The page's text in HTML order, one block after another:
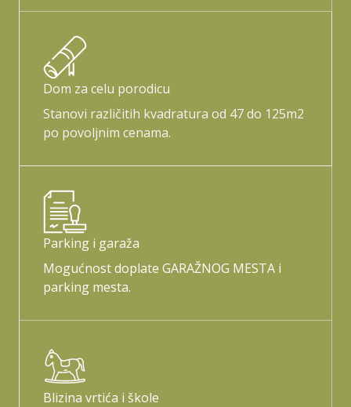
Dom za celu porodicu
Stanovi različitih kvadratura od 47 do 125m2
po povoljnim cenama.
Parking i garaža
Mogućnost doplate GARAŽNOG MESTA i
parking mesta.
Blizina vrtića i škole